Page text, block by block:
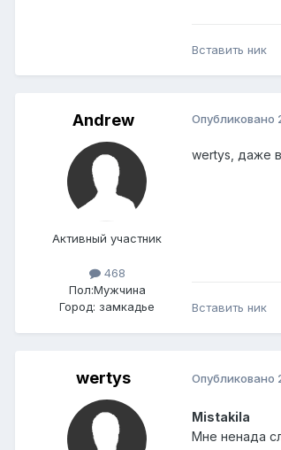
Вставить ник
Andrеw
Активный участник
468
Пол:Мужчина
Город: замкадье
Опубликовано
wertys, даже
Вставить ник
wertys Опубликовано
Mistakila
Мне ненада